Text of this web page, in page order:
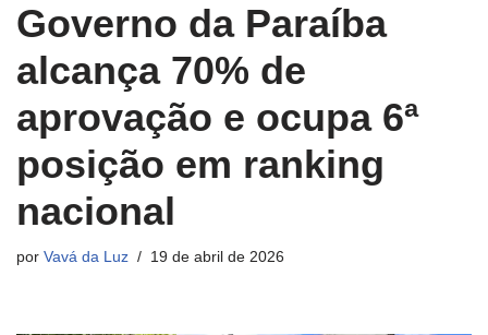
Governo da Paraíba
alcança 70% de
aprovação e ocupa 6ª
posição em ranking
nacional
por Vavá da Luz 19 de abril de 2026